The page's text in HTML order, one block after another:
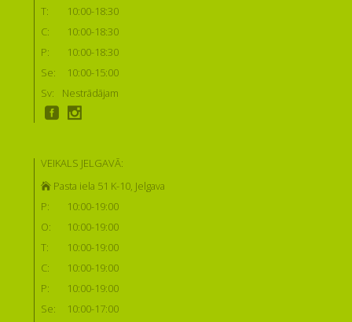
T:
10:00-18:30
C:
10:00-18:30
P:
10:00-18:30
Se:
10:00-15:00
Sv:
Nestrādājam
VEIKALS JELGAVĀ:
Pasta iela 51 K-10, Jelgava
P:
10:00-19:00
O:
10:00-19:00
T:
10:00-19:00
C:
10:00-19:00
P:
10:00-19:00
Se:
10:00-17:00